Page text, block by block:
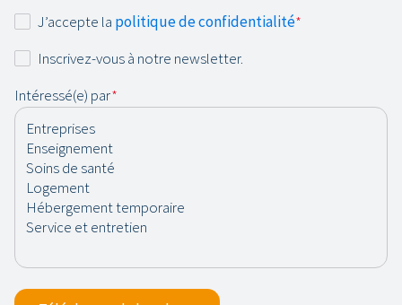
Consentement
J’accepte la politique de confidentialité*
Newsletter
Inscrivez-vous à notre newsletter.
Intéressé(e) par*